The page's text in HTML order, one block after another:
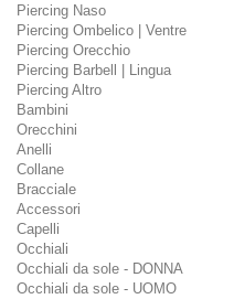
Piercing Naso
Piercing Ombelico | Ventre
Piercing Orecchio
Piercing Barbell | Lingua
Piercing Altro
Bambini
Orecchini
Anelli
Collane
Bracciale
Accessori
Capelli
Occhiali
Occhiali da sole - DONNA
Occhiali da sole - UOMO